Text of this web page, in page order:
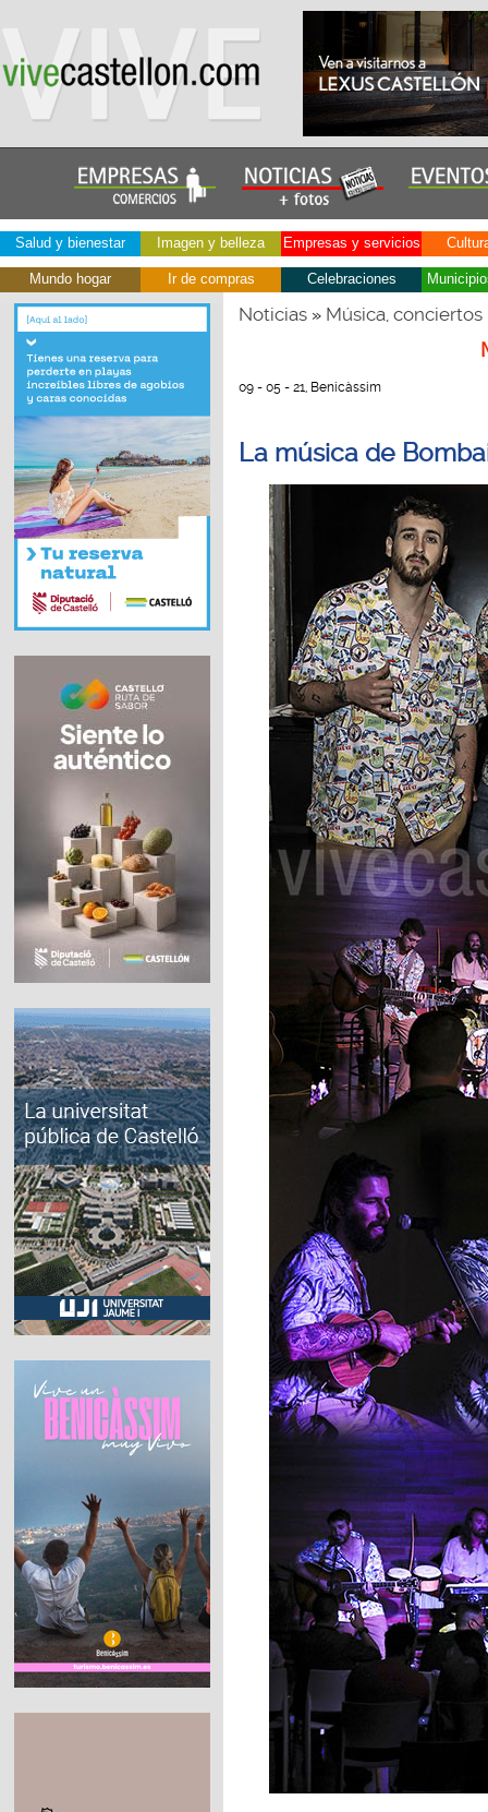
Salud y bienestar Imagen y belleza Empresas y servicios
Mundo hogar Ir de compras Celebraciones
Noticias» Música, conciertos
09 - 05 - 21, Benicàssim
La música de